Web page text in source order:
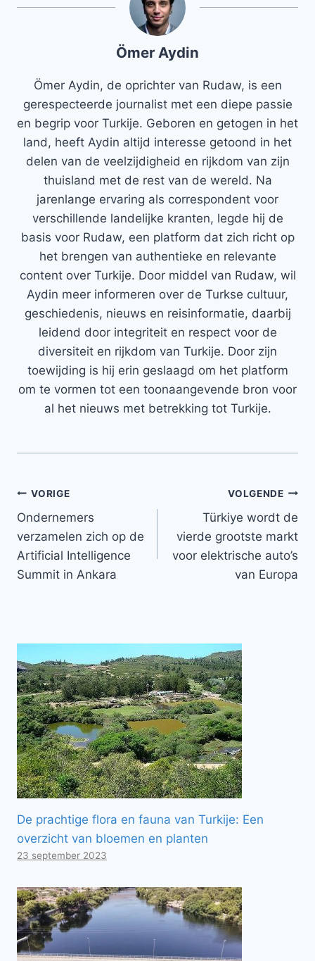
Ömer Aydin
Ömer Aydin, de oprichter van Rudaw, is een
gerespecteerde journalist met een diepe passie
en begrip voor Turkije. Geboren en getogen in het
land, heeft Aydin altijd interesse getoond in het
delen van de veelzijdigheid en rijkdom van zijn
thuisland met de rest van de wereld. Na
jarenlange ervaring als correspondent voor
verschillende landelijke kranten, legde hij de
basis voor Rudaw, een platform dat zich richt op
het brengen van authentieke en relevante
content over Turkije. Door middel van Rudaw, wil
Aydin meer informeren over de Turkse cultuur,
geschiedenis, nieuws en reisinformatie, daarbij
leidend door integriteit en respect voor de
diversiteit en rijkdom van Turkije. Door zijn
toewijding is hij erin geslaagd om het platform
om te vormen tot een toonaangevende bron voor
al het nieuws met betrekking tot Turkije.
Bericht
navigatie
VORIGE
Ondernemers
verzamelen zich op de
Artificial Intelligence
Summit in Ankara
VOLGENDE
Türkiye wordt de
vierde grootste markt
voor elektrische auto’s
van Europa
De prachtige flora en fauna van Turkije: Een
overzicht van bloemen en planten
23 september 2023